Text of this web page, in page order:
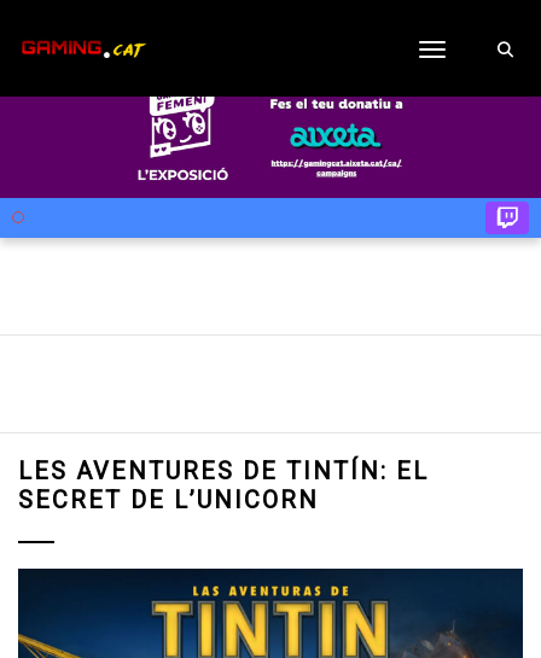
Toggle
LES AVENTURES DE TINTÍN: EL
SECRET DE L’UNICORN